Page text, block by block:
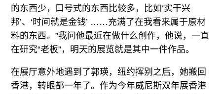
的东西少，口号式的东西比较多，比如‘实干兴
邦’、‘时间就是金钱’ ……充满了在我看来属于原材
料的东西。”我问他最近在做什么创作，他说，一直
在研究“老板”，明天的展览就是其中一件作品。
在展厅意外地遇到了郭瑛，纽约挥别之后，她搬回
香港，转眼都一年了。作为今年威尼斯双年展香港